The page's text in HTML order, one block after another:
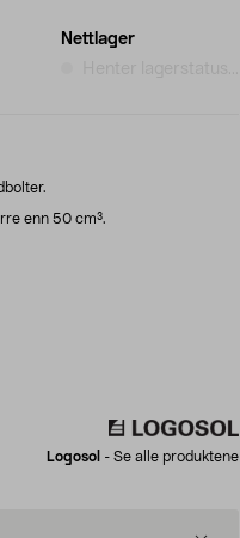
Nettlager
enn 50 cm³.
Logosol - Se alle produktene